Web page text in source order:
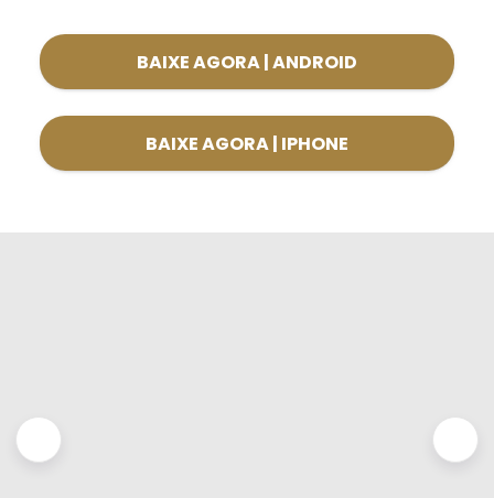
BAIXE AGORA | ANDROID
BAIXE AGORA | IPHONE